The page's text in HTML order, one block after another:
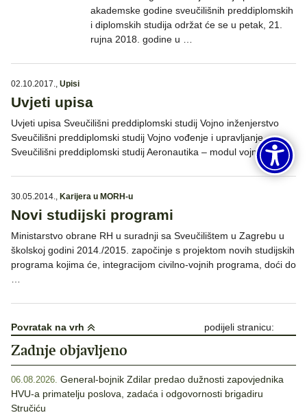
akademske godine sveučilišnih preddiplomskih
i diplomskih studija održat će se u petak, 21.
rujna 2018. godine u …
02.10.2017., Upisi
Uvjeti upisa
Uvjeti upisa Sveučilišni preddiplomski studij Vojno inženjerstvo
Sveučilišni preddiplomski studij Vojno vođenje i upravljanje
Sveučilišni preddiplomski studij Aeronautika – modul vojni pilot …
30.05.2014., Karijera u MORH-u
Novi studijski programi
Ministarstvo obrane RH u suradnji sa Sveučilištem u Zagrebu u
školskoj godini 2014./2015. započinje s projektom novih studijskih
programa kojima će, integracijom civilno-vojnih programa, doći do
…
Povratak na vrh podijeli stranicu:
Zadnje objavljeno
06.08.2026. General-bojnik Zdilar predao dužnosti zapovjednika
HVU-a primatelju poslova, zadaća i odgovornosti brigadiru
Stručiću